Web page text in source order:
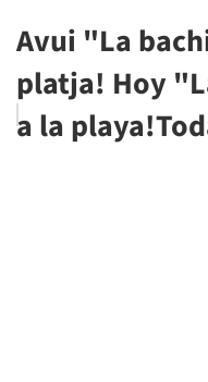
Avui "La
platja! Hoy
a la